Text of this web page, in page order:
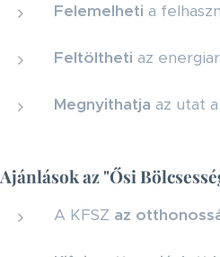
Felemelheti a
Feltöltheti az
Megnyithatja az utat
Ajánlások az "Ősi
A KFSZ az